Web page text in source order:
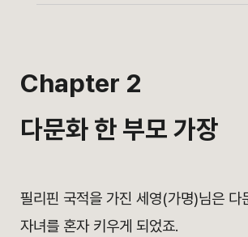
Chapter 2
다문화 한 부모 가장
필리핀 국적을 가진 세영(가명)님은 다
자녀를 혼자 키우게 되었죠.